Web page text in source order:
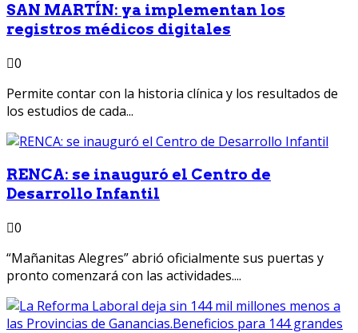
SAN MARTÍN: ya implementan los
registros médicos digitales
0
Permite contar con la historia clínica y los resultados de
los estudios de cada...
RENCA: se inauguró el Centro de
Desarrollo Infantil
0
“Mañanitas Alegres” abrió oficialmente sus puertas y
pronto comenzará con las actividades....